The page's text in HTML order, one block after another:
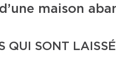
maison
QUI SONT